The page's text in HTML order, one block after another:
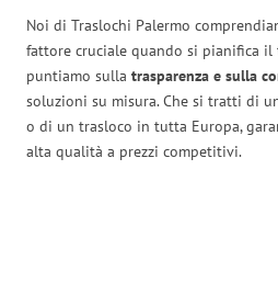
Noi di Traslochi Palermo
fattore cruciale quando si pianifica il
puntiamo sulla trasparenza e sulla
soluzioni su misura. Che si tratti di
o di un trasloco in tutta Europa,
alta qualità a prezzi competitivi.